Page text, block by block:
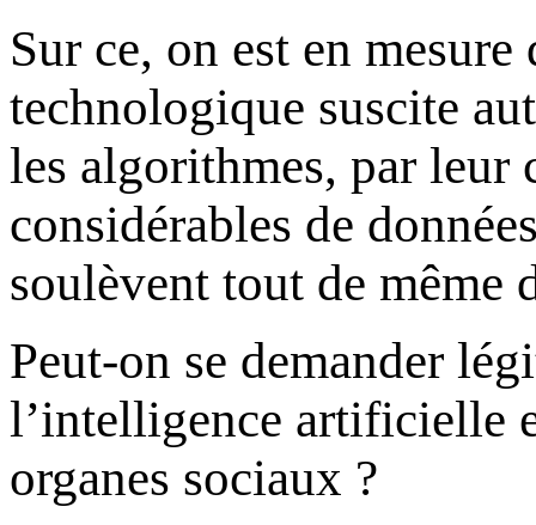
Sur ce, on est en
technologique suscite
les algorithmes, par leur
considérables de
soulèvent tout de même
Peut-on se demander
l’intelligence artificielle
organes sociaux ?